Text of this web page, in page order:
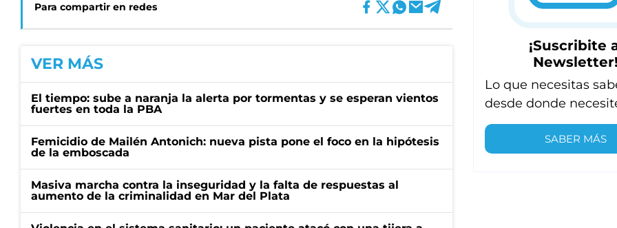
Para compartir en redes
VER MÁS
El tiempo: sube a naranja la alerta por tormentas y se esperan vientos
fuertes en toda la PBA
Femicidio de Mailén Antonich: nueva pista pone el foco en la hipótesis
de la emboscada
Masiva marcha contra la inseguridad y la falta de respuestas al
aumento de la criminalidad en Mar del Plata
¡Suscribite
Newsletter!
Lo que necesitas
desde donde
SABER MÁS